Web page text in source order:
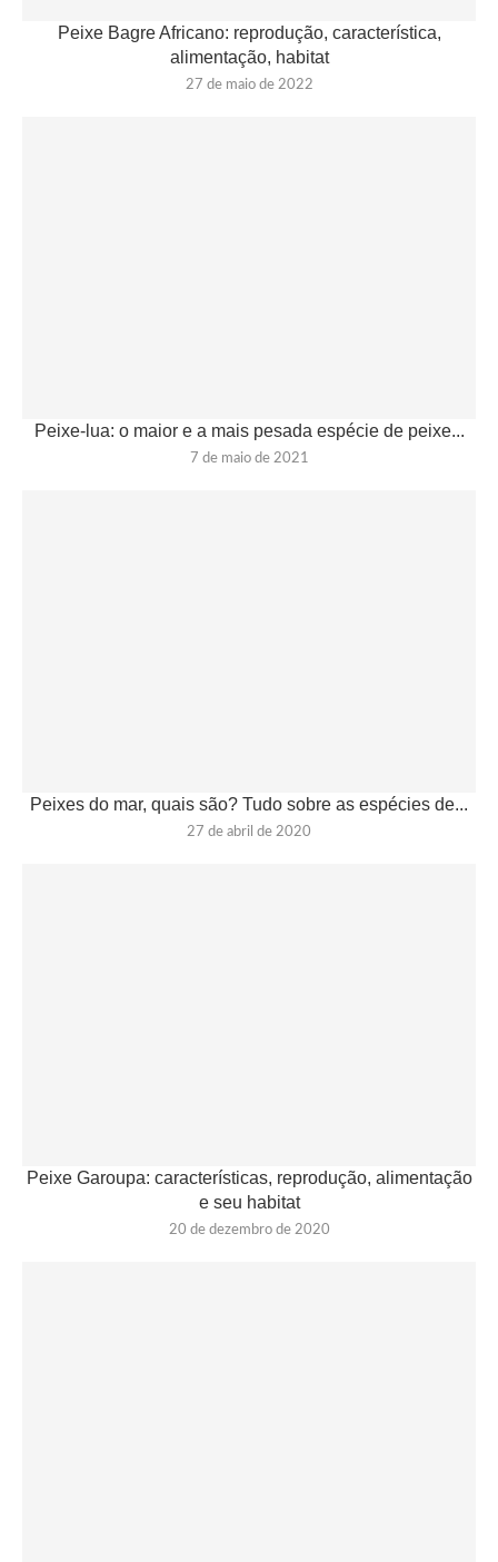
Peixe Bagre Africano: reprodução, característica,
alimentação, habitat
27 de maio de 2022
Peixe-lua: o maior e a mais pesada espécie de peixe...
7 de maio de 2021
Peixes do mar, quais são? Tudo sobre as espécies de...
27 de abril de 2020
Peixe Garoupa: características, reprodução, alimentação
e seu habitat
20 de dezembro de 2020